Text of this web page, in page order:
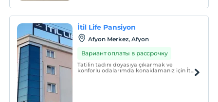
İtil Life Pansiyon
Afyon Merkez, Afyon
Вариант оплаты в рассрочку
Tatilin tadını doyasıya çıkarmak ve
konforlu odalarımda konaklamanız için İtil